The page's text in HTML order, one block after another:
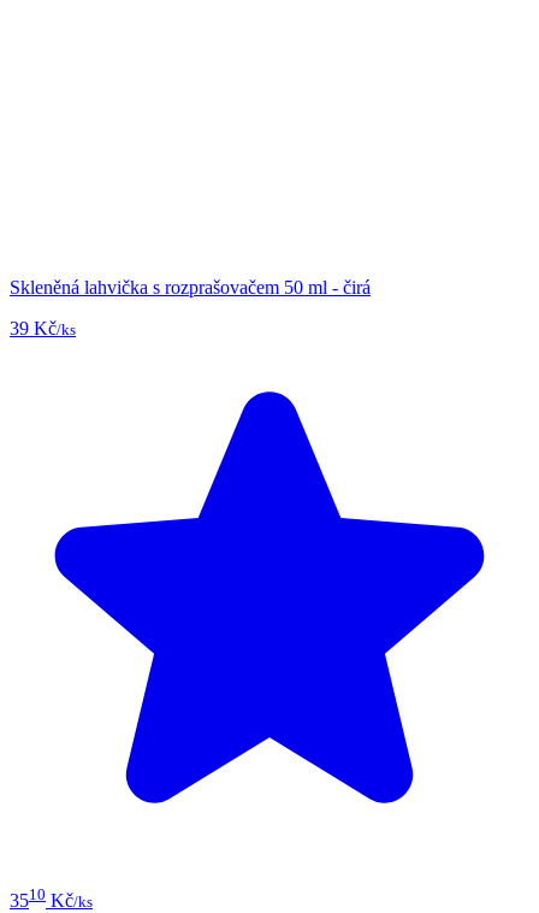
Skleněná lahvička s rozprašovačem 50 ml - čirá
39 Kč/ks
3510 Kč/ks